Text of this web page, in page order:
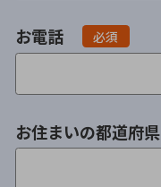
お電話 必須
お住まいの都道府県